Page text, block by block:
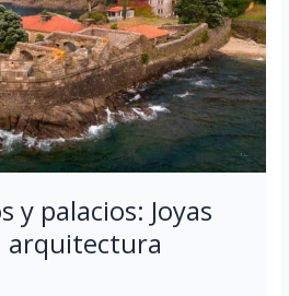
y palacios: Joyas
arquitectura